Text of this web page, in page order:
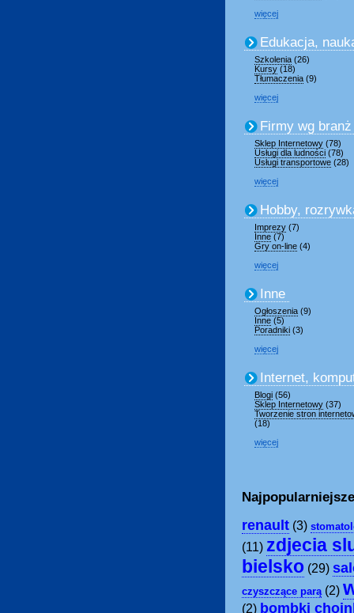
więcej
Edukacja,
Szkolenia (26)
Kursy (18)
Tłumaczenia (9)
więcej
Firmy wg branż
Sklep Internetowy (78)
Usługi dla ludności (78)
Usługi transportowe (28)
więcej
Hobby,
Imprezy (7)
Inne (7)
Gry on-line (4)
więcej
Inne
Ogłoszenia (9)
Inne (5)
Poradniki (3)
więcej
Internet,
Blogi (56)
Sklep Internetowy (37)
Tworzenie stron
(18)
więcej
renault (3)
(11) zdjecia
bielsko (29)
czyszczące parą (2)
(2) bombki